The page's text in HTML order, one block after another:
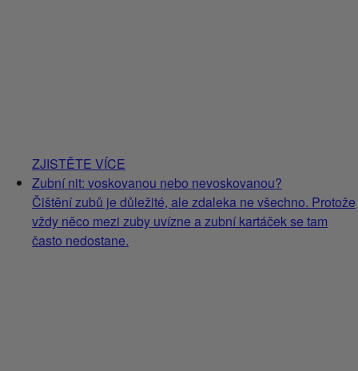
ZJISTĚTE VÍCE
Zubní nit: voskovanou nebo nevoskovanou?
Čištění zubů je důležité, ale zdaleka ne všechno. Protože
vždy něco mezi zuby uvízne a zubní kartáček se tam
často nedostane.